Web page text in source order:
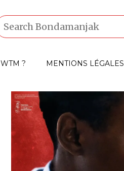
WTM ? MENTIONS LÉGALES